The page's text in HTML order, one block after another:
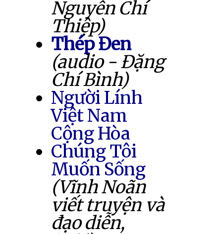
Nguyễn Chí
Thiệp)
Thép Đen
(audio - Đặng
Chí Bình)
Người Lính
Việt Nam
Cộng Hòa
Chúng Tôi
Muốn Sống
(Vĩnh Noãn
viết truyện và
đạo diễn,